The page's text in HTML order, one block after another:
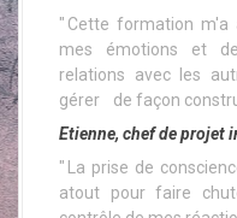
" Cette formation
mes émotions et
relations avec les
gérer de façon
Etienne, chef de projet
" La prise de
atout pour faire